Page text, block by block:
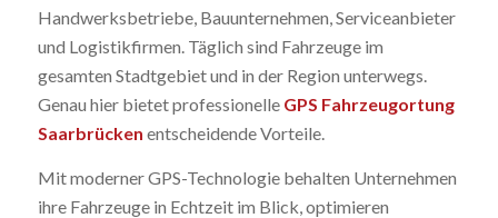
Handwerksbetriebe, Bauunternehmen, Serviceanbieter
und Logistikfirmen. Täglich sind Fahrzeuge im
gesamten Stadtgebiet und in der Region unterwegs.
Genau hier bietet professionelle GPS Fahrzeugortung
Saarbrücken entscheidende Vorteile.
Mit moderner GPS-Technologie behalten Unternehmen
ihre Fahrzeuge in Echtzeit im Blick, optimieren